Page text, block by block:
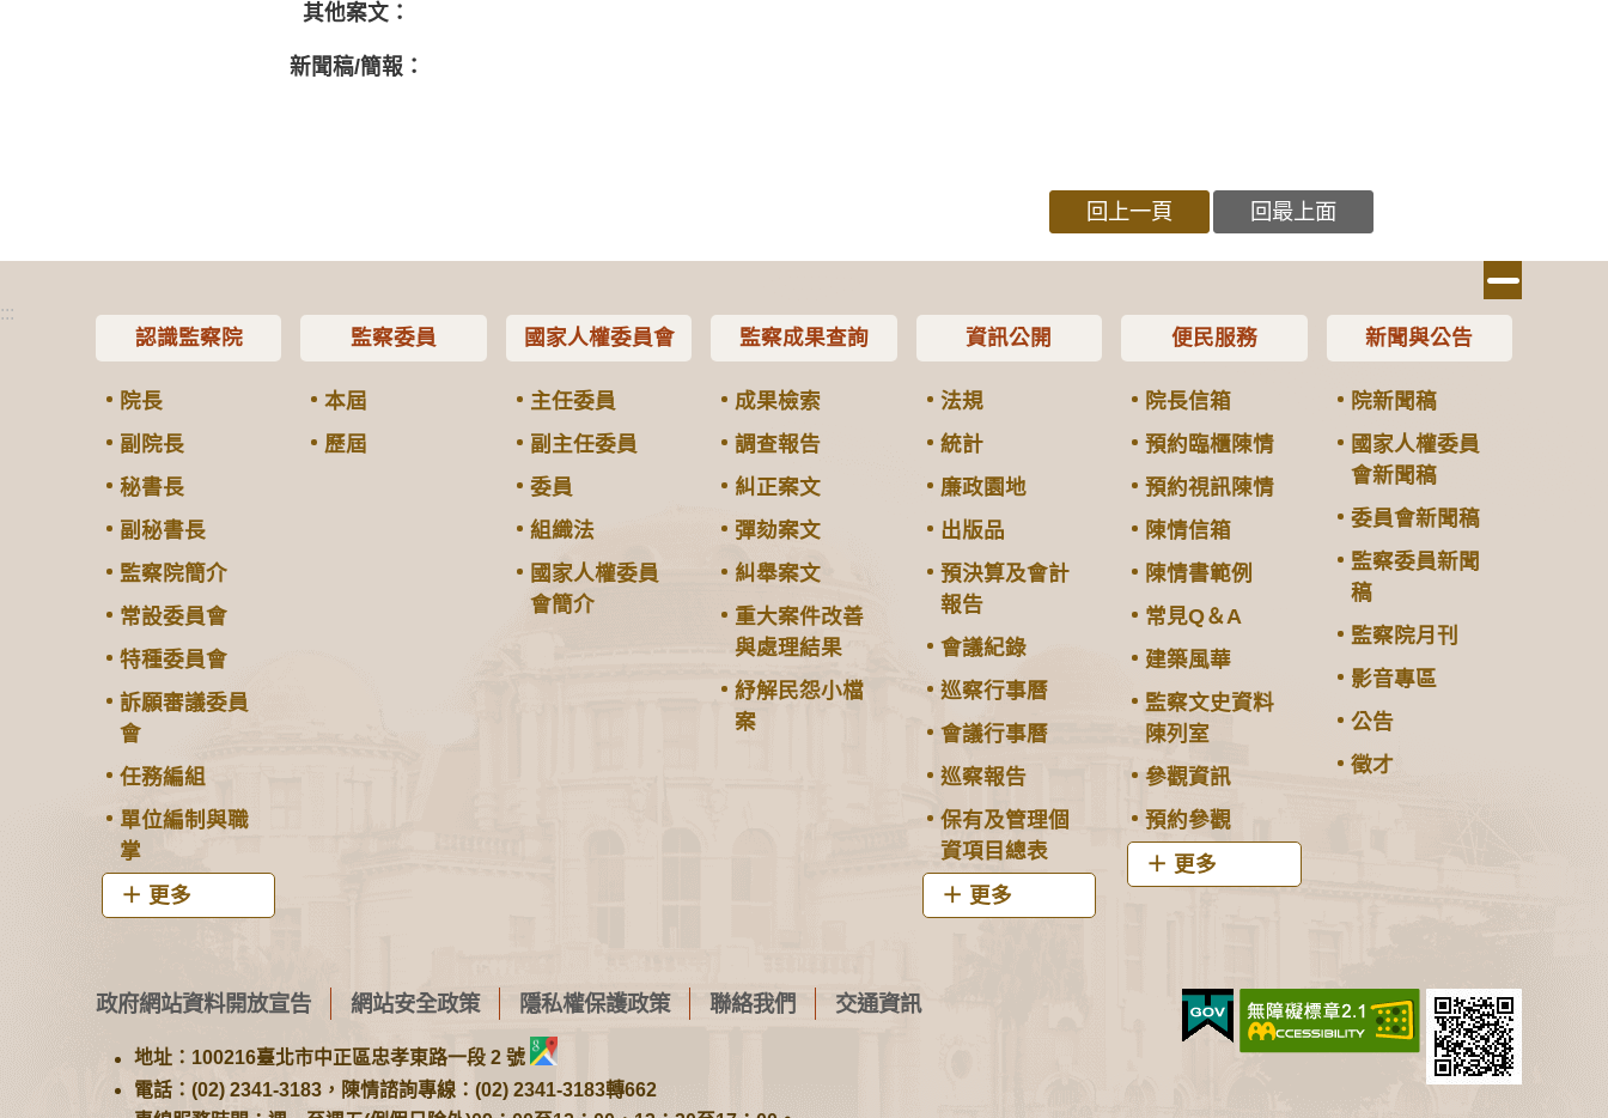
其他案文：
新聞稿/簡報：
回上一頁 回最上面
:::
認識監察院
院長
副院長
秘書長
副秘書長
監察院簡介
常設委員會
特種委員會
訴願審議委員
會
任務編組
單位編制與職
掌
更多
監察委員
本屆
歷屆
國家人權委員會
主任委員
副主任委員
委員
組織法
國家人權委員
會簡介
監察成果查詢
成果檢索
調查報告
糾正案文
彈劾案文
糾舉案文
重大案件改善
與處理結果
紓解民怨小檔
案
資訊公開
法規
統計
廉政園地
出版品
預決算及會計
報告
會議紀錄
巡察行事曆
會議行事曆
巡察報告
保有及管理個
資項目總表
更多
便民服務
院長信箱
預約臨櫃陳情
預約視訊陳情
陳情信箱
陳情書範例
常見Q＆A
建築風華
監察文史資料
陳列室
參觀資訊
預約參觀
更多
新聞與公告
院新聞稿
國家人權委員
會新聞稿
委員會新聞稿
監察委員新聞
稿
監察院月刊
影音專區
公告
徵才
政府網站資料開放宣告 網站安全政策 隱私權保護政策 聯絡我們 交通資訊
地址：100216臺北市中正區忠孝東路一段 2 號
電話：(02) 2341-3183，陳情諮詢專線：(02) 2341-3183轉662